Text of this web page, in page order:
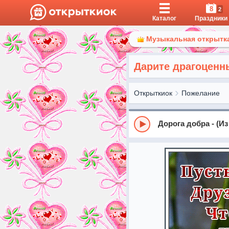
Каталог
8 2
Праздники
Музыкальная
Дарите
Открыткиок Пожелание
Дорога добра -